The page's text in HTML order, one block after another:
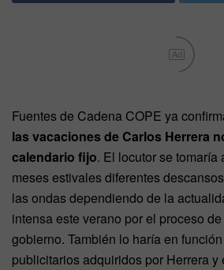
Ad
Fuentes de Cadena COPE ya
las vacaciones de Carlos Herrera
calendario fijo. El locutor se tomaría
meses estivales diferentes
las ondas dependiendo de la
intensa este verano por el proceso
gobierno. También lo haría en
publicitarios adquiridos por Herrera y